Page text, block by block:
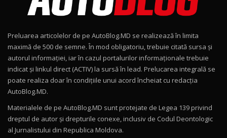
Noul Geely EX2 / Test Drive AutoBlog.MD
15:22
Mercedes-AMG E 53 HYBRID 4MATIC+ / Test
Drive AutoBlog.MD
16:27
11
Noul Volvo ES90 / Test Drive AutoBlog.MD
12
Noul MG HS / Test Drive AutoBlog.MD
16:48
Preluarea articolelor de pe AutoBlog.MD se realizează în limita
maximă de 500 de semne. În mod obligatoriu, trebuie citată sursa și
autorul informației, iar în cazul portalurilor informaționale trebuie
indicat și linkul direct (ACTIV) la sursă în lead. Prelucarea integrală se
poate realiza doar în condițiile unui acord încheiat cu redacţia
AutoBlog.MD.
Materialele de pe AutoBlog.MD sunt protejate de Legea 139 privind
dreptul de autor și drepturile conexe, inclusiv de Codul Deontologic
al Jurnalistului din Republica Moldova.